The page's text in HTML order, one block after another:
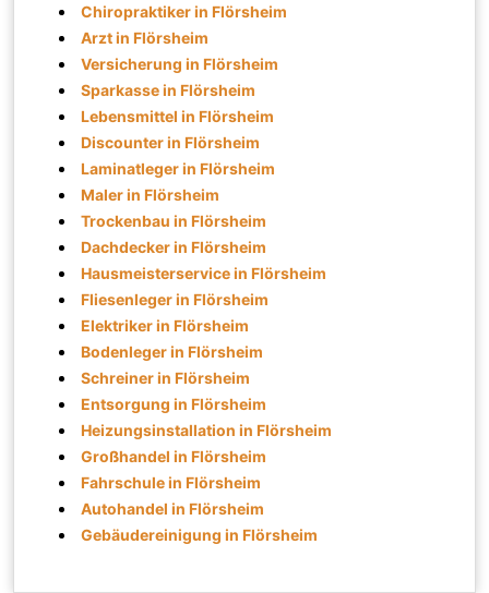
Chiropraktiker in Flörsheim
Arzt in Flörsheim
Versicherung in Flörsheim
Sparkasse in Flörsheim
Lebensmittel in Flörsheim
Discounter in Flörsheim
Laminatleger in Flörsheim
Maler in Flörsheim
Trockenbau in Flörsheim
Dachdecker in Flörsheim
Hausmeisterservice in Flörsheim
Fliesenleger in Flörsheim
Elektriker in Flörsheim
Bodenleger in Flörsheim
Schreiner in Flörsheim
Entsorgung in Flörsheim
Heizungsinstallation in Flörsheim
Großhandel in Flörsheim
Fahrschule in Flörsheim
Autohandel in Flörsheim
Gebäudereinigung in Flörsheim